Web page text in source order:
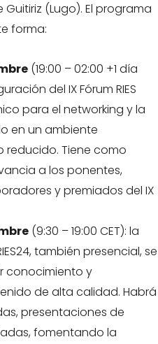
(Lugo). El programa
forma:
(19:00 – 02:00 +1 día
del IX Fórum RIES
para el networking y la
en un ambiente
Tiene como
a los ponentes,
y premiados del IX
(9:30 – 19:00 CET): la
también presencial, se
conocimiento y
de alta calidad. Habrá
presentaciones de
fomentando la